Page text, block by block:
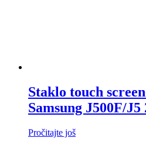
Staklo touch
Samsung J500F/J5
Pročitajte još